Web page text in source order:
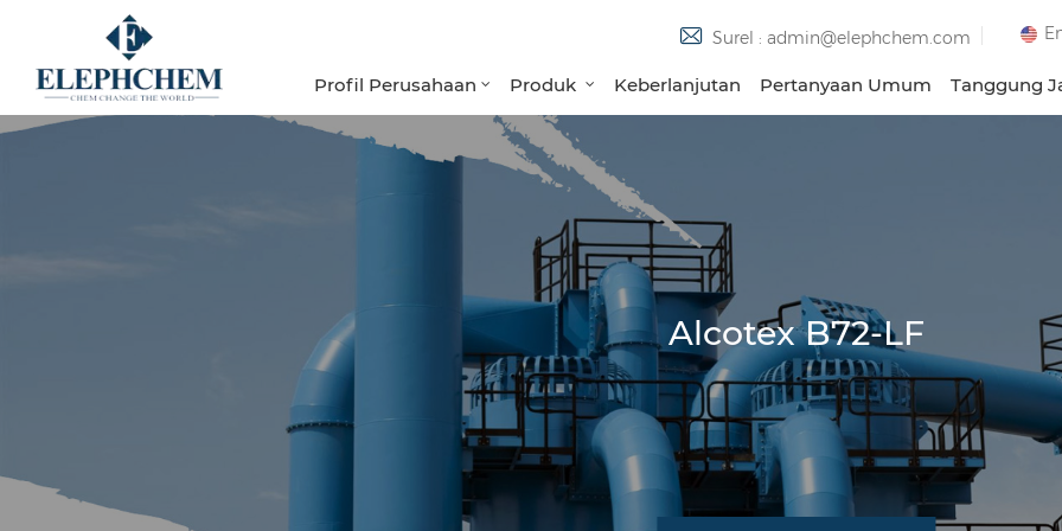
Surel : admin@elephchem.com
Profil Perusahaan Produk Keberlanjutan Pertanyaan Umum Tanggung
Alcotex B72-LF